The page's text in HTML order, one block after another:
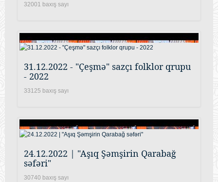
32001 baxış sayı
31.12.2022 - "Çeşmə" sazçı folklor qrupu
- 2022
33125 baxış sayı
24.12.2022 | "Aşıq Şəmşirin Qarabağ
səfəri"
30740 baxış sayı